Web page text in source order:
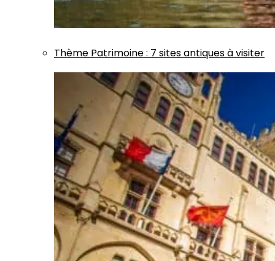
Thème Patrimoine: 7 sites antiques à visiter